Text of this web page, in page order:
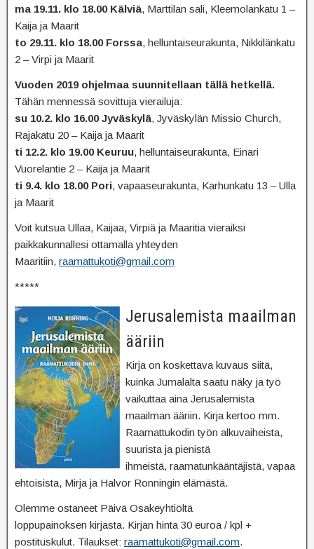
ma 19.11. klo 18.00 Kälviä, Marttilan sali, Kleemolankatu 1 –
Kaija ja Maarit
to 29.11. klo 18.00 Forssa, helluntaiseurakunta, Nikkilänkatu
2 – Virpi ja Maarit
Vuoden 2019 ohjelmaa suunnitellaan tällä hetkellä.
Tähän mennessä sovittuja vierailuja:
su 10.2. klo 16.00 Jyväskylä, Jyväskylän Missio Church,
Rajakatu 20 – Kaija ja Maarit
ti 12.2. klo 19.00 Keuruu, helluntaiseurakunta, Einari
Vuorelantie 2 – Kaija ja Maarit
ti 9.4. klo 18.00 Pori, vapaaseurakunta, Karhunkatu 13 – Ulla
ja Maarit
Voit kutsua Ullaa, Kaijaa, Virpiä ja Maaritia vieraiksi
paikkakunnallesi ottamalla yhteyden
Maaritiin, raamattukoti@gmail.com
*****
Jerusalemista maailman
ääriin
Kirja on koskettava kuvaus siitä,
kuinka Jumalalta saatu näky ja työ
vaikuttaa aina Jerusalemista
maailman ääriin. Kirja kertoo mm.
Raamattukodin työn alkuvaiheista,
suurista ja pienistä
ihmeistä, raamatunkääntäjistä, vapaa
ehtoisista, Mirja ja Halvor Ronningin elämästä.
Olemme ostaneet Päivä Osakeyhtiöltä
loppupainoksen kirjasta. Kirjan hinta 30 euroa / kpl +
postituskulut. Tilaukset: raamattukoti@gmail.com.